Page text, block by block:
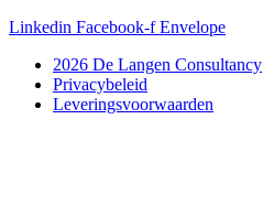
Linkedin Facebook-f Envelope
2026 De Langen Consultancy
Privacybeleid
Leveringsvoorwaarden